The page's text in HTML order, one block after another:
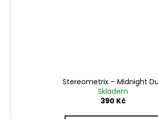
Stereometrix – Midnight
Skladem
390 Kč